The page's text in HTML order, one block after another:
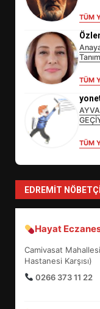
TÜM
TÜM
TÜM
EDREMIT
Hayat
Camivasat
Hastanesi Karşısı)
0266 373 11 22
4
5